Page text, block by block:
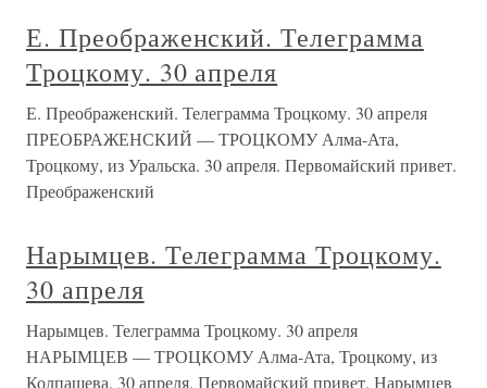
Е. Преображенский. Телеграмма
Троцкому. 30 апреля
Е. Преображенский. Телеграмма Троцкому. 30 апреля
ПРЕОБРАЖЕНСКИЙ — ТРОЦКОМУ Алма-Ата,
Троцкому, из Уральска. 30 апреля. Первомайский привет.
Преображенский
Нарымцев. Телеграмма Троцкому.
30 апреля
Нарымцев. Телеграмма Троцкому. 30 апреля
НАРЫМЦЕВ — ТРОЦКОМУ Алма-Ата, Троцкому, из
Колпашева. 30 апреля. Первомайский привет. Нарымцев